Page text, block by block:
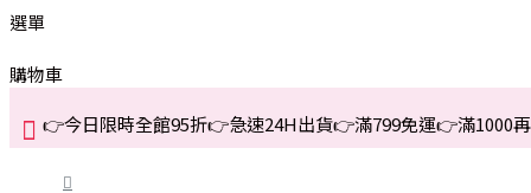
選單
購物車
👉今日限時全館95折👉急速24H出貨👉滿799免運👉滿1000